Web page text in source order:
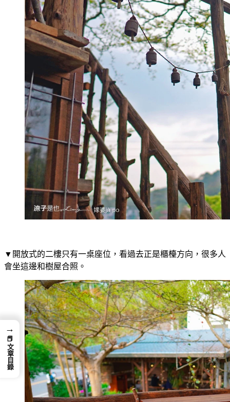
▼開放式的二樓只有一桌座位，看過去正是櫃檯方向，很多人
會坐這邊和樹屋合照。
→
📕 文章目錄